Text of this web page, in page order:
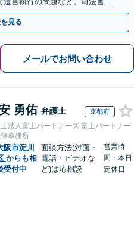
オンライン面談可】
見る
メールでお問い合わせ
勇佑 弁護士 京都府
法人富士パートナーズ 富士パートナー
事務所
阪市淀川
からも相
受付中
面談方法(対面・
電話・ビデオな
ど)は応相談
営業時
間：本日
定休日